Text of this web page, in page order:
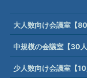
大人数向け会議室【
中規模の会議室【30
少人数向け会議室【